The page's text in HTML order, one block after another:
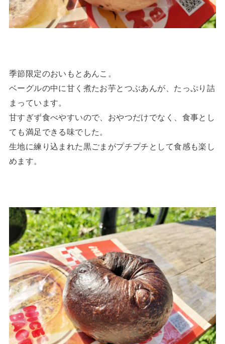
季節限定のおいもとあんこ。
ベーグルの中に甘く煮たお芋とつぶあんが、たっぷり詰
まっています。
甘すぎず食べやすいので、おやつだけでなく、食事とし
ても満足できる味でした。
生地に練り込まれた黒ごまがプチプチとして食感も楽し
めます。